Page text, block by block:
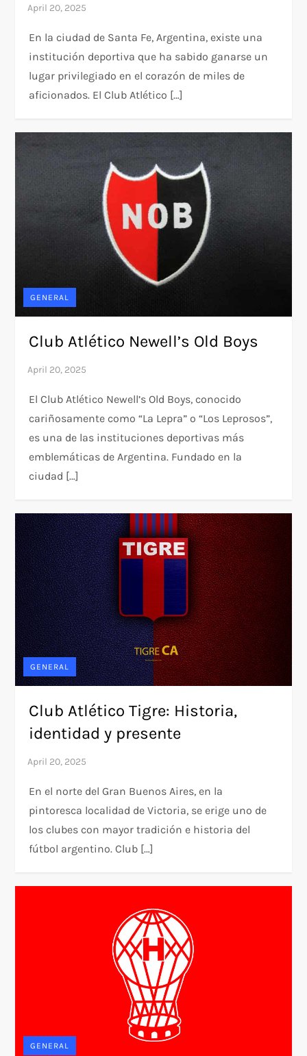
En la ciudad de Santa Fe, Argentina, existe una
institución deportiva que ha sabido ganarse un
lugar privilegiado en el corazón de miles de
aficionados. El Club Atlético […]
GENERAL
Club Atlético Newell’s Old Boys
El Club Atlético Newell’s Old Boys, conocido
cariñosamente como “La Lepra” o “Los Leprosos”,
es una de las instituciones deportivas más
emblemáticas de Argentina. Fundado en la
ciudad […]
GENERAL
Club Atlético Tigre: Historia,
identidad y presente
En el norte del Gran Buenos Aires, en la
pintoresca localidad de Victoria, se erige uno de
los clubes con mayor tradición e historia del
fútbol argentino. Club […]
GENERAL